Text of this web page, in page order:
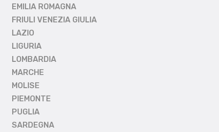
EMILIA ROMAGNA
FRIULI VENEZIA GIULIA
LAZIO
LIGURIA
LOMBARDIA
MARCHE
MOLISE
PIEMONTE
PUGLIA
SARDEGNA